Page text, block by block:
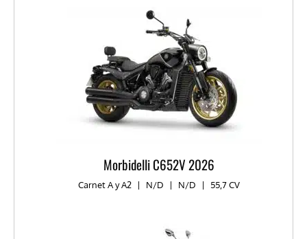
Morbidelli C652V 2026
Carnet A y A2 | N/D | N/D | 55,7 CV